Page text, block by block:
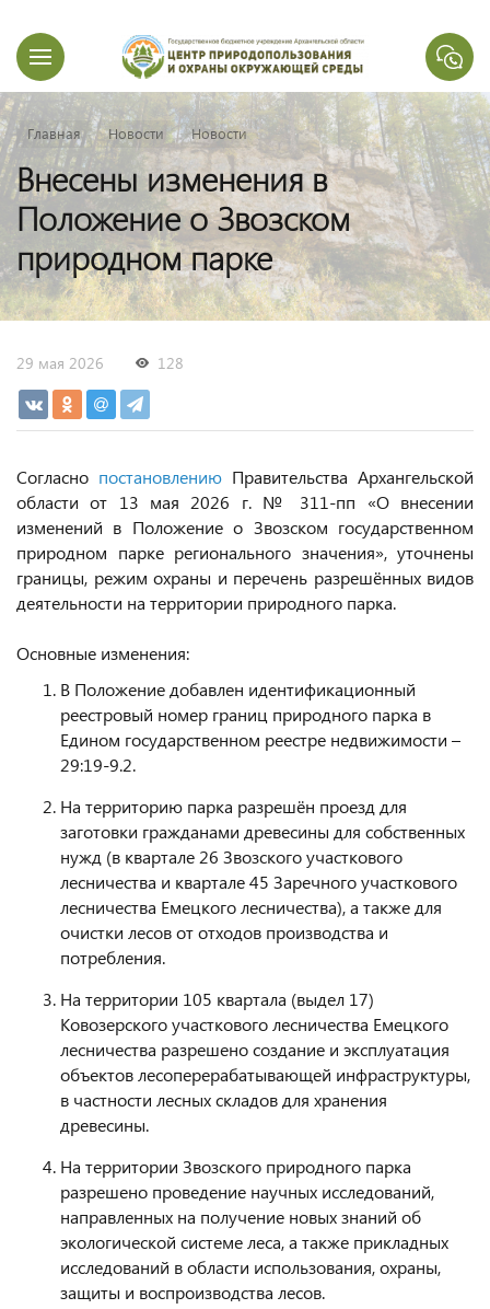
Главная Новости Новости
Внесены изменения в
Положение о Звозском
природном парке
29 мая 2026 128
Согласно постановлению Правительства Архангельской
области от 13 мая 2026 г. № 311-пп «О внесении
изменений в Положение о Звозском государственном
природном парке регионального значения», уточнены
границы, режим охраны и перечень разрешённых видов
деятельности на территории природного парка.
Основные изменения:
В Положение добавлен идентификационный
реестровый номер границ природного парка в
Едином государственном реестре недвижимости –
29:19-9.2.
На территорию парка разрешён проезд для
заготовки гражданами древесины для собственных
нужд (в квартале 26 Звозского участкового
лесничества и квартале 45 Заречного участкового
лесничества Емецкого лесничества), а также для
очистки лесов от отходов производства и
потребления.
На территории 105 квартала (выдел 17)
Ковозерского участкового лесничества Емецкого
лесничества разрешено создание и эксплуатация
объектов лесоперерабатывающей инфраструктуры,
в частности лесных складов для хранения
древесины.
На территории Звозского природного парка
разрешено проведение научных исследований,
направленных на получение новых знаний об
экологической системе леса, а также прикладных
исследований в области использования, охраны,
защиты и воспроизводства лесов.